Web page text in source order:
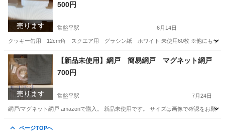
売ります
500円
常盤平駅 6月14日
クッキー缶用 12cm角 スクエア用 グラシン紙 ホワイト 未使用60枚 ※他にもラッピ
千葉 松戸市 常盤平駅 ラッピング用品
売ります
【新品未使用】網戸 簡易網戸 マグネット網戸
700円
常盤平駅 7月24日
網戸/マグネット網戸 amazonで購入。 新品未使用です。 サイズは画像で確認をお願
ページTOPへ